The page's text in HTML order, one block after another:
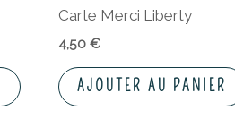
Carte Merci Liberty
4,50€
AJOUTER AU PANIER